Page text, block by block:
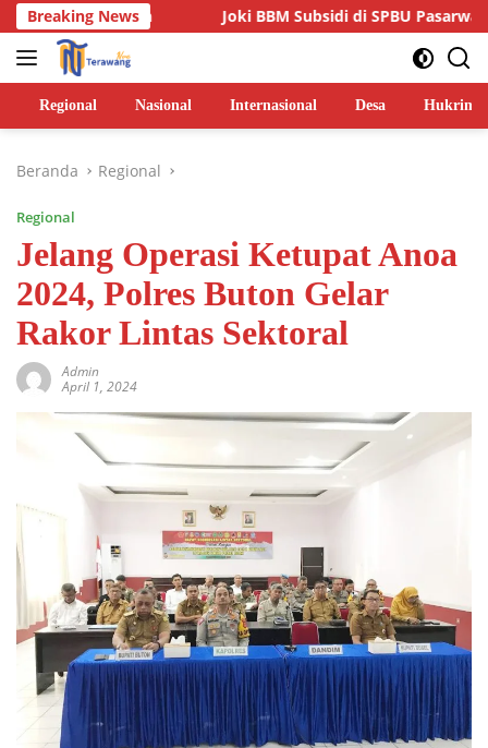
Langsung
ke
konten
Breaking NewsJoki BBM Subsidi di SPBU Pasarwajo Makin
Regional Nasional Internasional Desa Hukrim
Beranda Regional
Regional
Jelang Operasi Ketupat Anoa
2024, Polres Buton Gelar
Rakor Lintas Sektoral
Admin
April 1, 2024